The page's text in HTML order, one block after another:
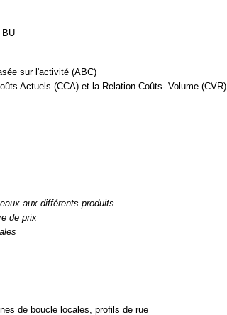
BU
sur l'activité (ABC)
Actuels (CCA) et la Relation Coûts- Volume (CVR)
aux différents produits
de prix
de boucle locales, profils de rue